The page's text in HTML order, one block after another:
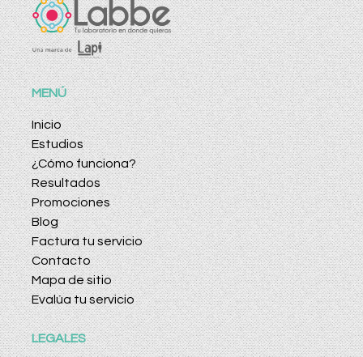
MENÚ
Inicio
Estudios
¿Cómo funciona?
Resultados
Promociones
Blog
Factura tu servicio
Contacto
Mapa de sitio
Evalúa tu servicio
LEGALES